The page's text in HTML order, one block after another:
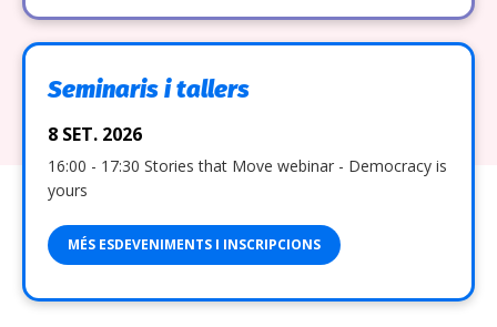
Seminaris i tallers
8 SET. 2026
16:00 - 17:30 Stories that Move webinar - Democracy is
yours
MÉS ESDEVENIMENTS I INSCRIPCIONS